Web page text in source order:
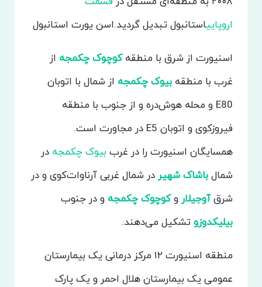
اروپاییاستانبول تبدیل گردید.اسن یورت استانبول
اسنیورت از شرق با منطقهکوچوک چکمجه از
غرب با منطقهبیوک چکمجه از شمال با اتوبان
E80 و محله هوش‌دره و از جنوب با منطقه
فیروزکوی و اتوبان E5 در مجاورت است.
همسایگان اسنیورت را در غرب بیوک چکمجه در
شمالباشاک شهیر در شمال غربی آرناوات‌کوی و در
شرقآوجیلار وکوچوک چکمجه و در جنوب
بیلیکدوزو تشکیل می‌دهند.
منطقه اسنیورت ۱۲ مرکز درمانی یک بیمارستان
عمومی یک بیمارستان هلال احمر و یک پارک